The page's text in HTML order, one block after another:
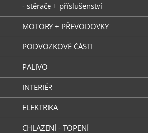
- stěrače + příslušenství
MOTORY + PŘEVODOVKY
PODVOZKOVÉ ČÁSTI
PALIVO
INTERIÉR
ELEKTRIKA
CHLAZENÍ - TOPENÍ